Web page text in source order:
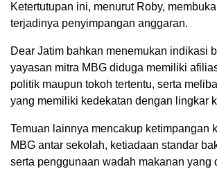
Ketertutupan ini, menurut Roby,
terjadinya penyimpangan anggaran.
Dear Jatim bahkan menemukan indikasi
yayasan mitra MBG diduga memiliki
politik maupun tokoh tertentu, serta
yang memiliki kedekatan dengan lingkar
Temuan lainnya mencakup ketimpangan
MBG antar sekolah, ketiadaan standar
serta penggunaan wadah makanan yang